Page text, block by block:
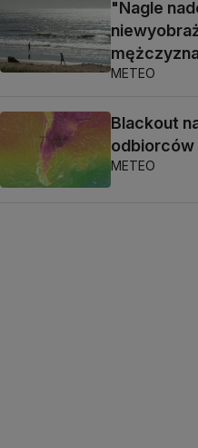
"Nagle
METEO
Blackout
odbiorców
METEO